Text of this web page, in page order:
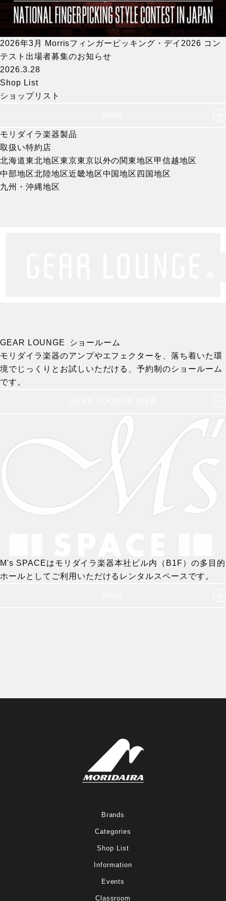
2026年3月 Morrisフィンガーピッキング・デイ2026 コン
テスト出場者募集のお知らせ
2026.3.28
Shop List
ショップリスト
モリダイラ楽器製品
取扱い特約店
北海道東北地区東京東京以外の関東地区甲信越地区
中部地区北陸地区近畿地区中国地区 四国地区
九州・沖縄地区
GEAR LOUNGE ショールーム
モリダイラ楽器のアンプやエフェクターを、落ち着いた環
境でじっくりとお試しいただける、予約制のショールーム
です。
M's SPACEはモリダイラ楽器本社ビル内（B1F）の多目的
ホールとしてご利用いただけるレンタルスペースです。
Brands
Categories
Shop List
Information
Events
Classroom